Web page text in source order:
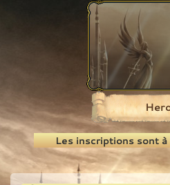
Recherche
Les inscriptions sont